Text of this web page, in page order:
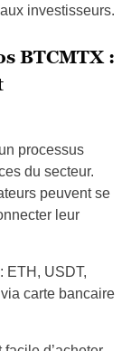
investisseurs.
BTCMTX :
processus
du secteur.
peuvent se
leur
ETH, USDT,
carte bancaire